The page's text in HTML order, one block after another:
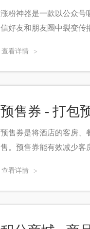
涨粉神器是一款以公众号
信好友和朋友圈中裂变传
查看详情 >
预售券 - 打包
预售券是将酒店的客房、
售。预售券能有效减少客
查看详情 >